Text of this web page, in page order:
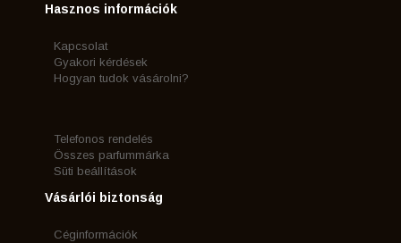
Hasznos információk
Kapcsolat
Gyakori kérdések
Hogyan tudok vásárolni?
Telefonos rendelés
Összes parfummárka
Süti beállítások
Vásárlói biztonság
Céginformációk